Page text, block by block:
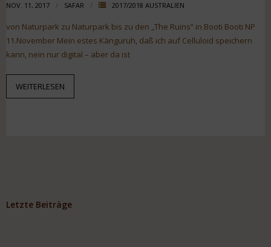
NOV. 11, 2017 SAFAR 2017/2018 AUSTRALIEN
von Naturpark zu Naturpark bis zu den „The Ruins“ in Booti Booti NP
11.November Mein estes Känguruh, daß ich auf Celluloid speichern
kann, nein nur digital – aber da ist
WEITERLESEN
Letzte Beiträge